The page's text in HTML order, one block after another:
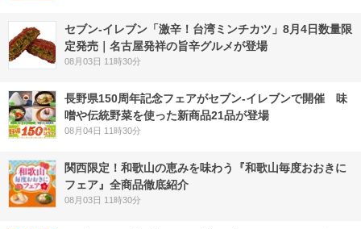
セブン-イレブン「激辛！台湾ミンチカツ」8月4日数量限
定発売｜名古屋発祥の旨辛グルメが登場
08月03日 11時30分
長野県150周年記念フェアがセブン-イレブンで開催 味
噌や伝統野菜を使った新商品21品が登場
08月04日 11時30分
関西限定！和歌山の恵みを味わう『和歌山毎度おおきに
フェア』全商品徹底紹介
08月03日 11時30分